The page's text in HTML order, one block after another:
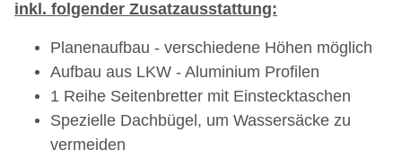
inkl. folgender Zusatzausstattung:
Planenaufbau - verschiedene Höhen möglich
Aufbau aus LKW - Aluminium Profilen
1 Reihe Seitenbretter mit Einstecktaschen
Spezielle Dachbügel, um Wassersäcke zu
vermeiden